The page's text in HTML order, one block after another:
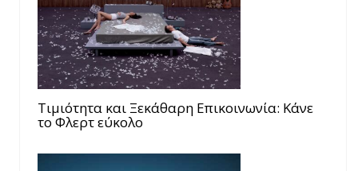
Τιμιότητα και Ξεκάθαρη Επικοινωνία: Κάνε
το Φλερτ εύκολο